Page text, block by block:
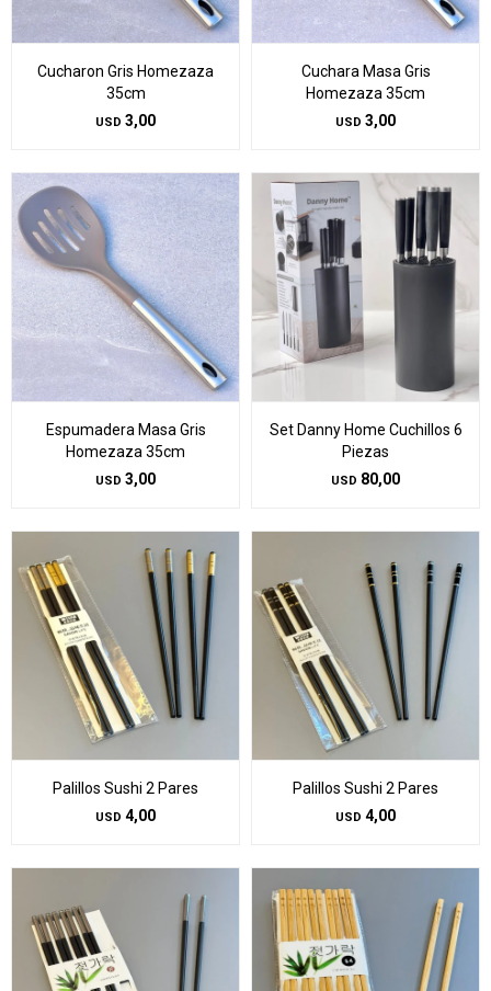
Cucharon Gris Homezaza
35cm
USD 3,00
Cuchara Masa Gris
Homezaza 35cm
USD 3,00
Espumadera Masa Gris
Homezaza 35cm
USD 3,00
Set Danny Home Cuchillos 6
Piezas
USD 80,00
Palillos Sushi 2 Pares
USD 4,00
Palillos Sushi 2 Pares
USD 4,00